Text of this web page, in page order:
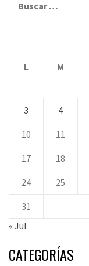
L
M
3 4
10 11
17 18
24 25
31
« Jul
CATEGORÍAS